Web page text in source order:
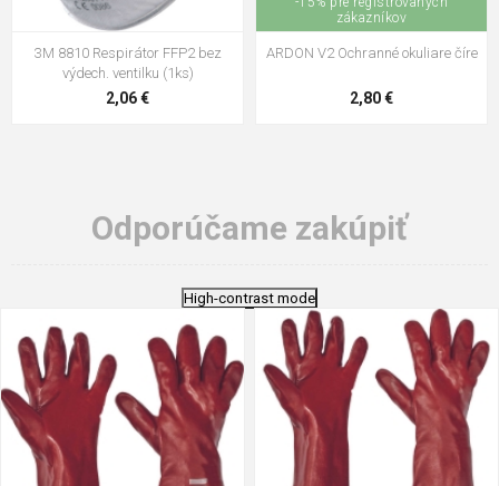
3M 8810 Respirátor FFP2 bez
výdech. ventilku (1ks)
2,06 €
zákazníkov
ARDON V2 Ochranné okuliare číre
2,80 €
Odporúčame zakúpiť
High-contrast mode